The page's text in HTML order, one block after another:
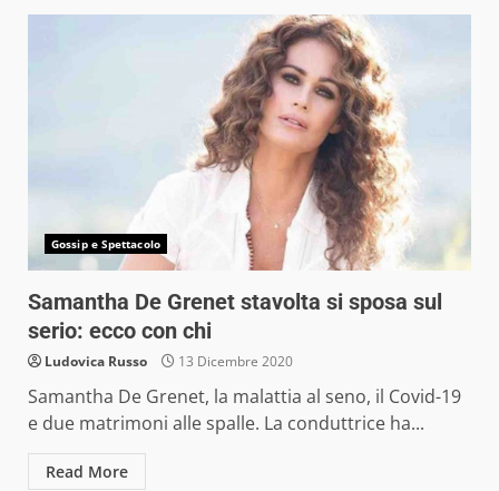
Gossip e Spettacolo
Samantha De Grenet stavolta si sposa sul
serio: ecco con chi
Ludovica Russo 13 Dicembre 2020
Samantha De Grenet, la malattia al seno, il Covid-19
e due matrimoni alle spalle. La conduttrice ha...
Read More